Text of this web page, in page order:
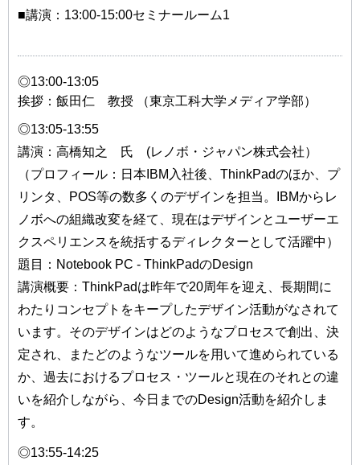
■講演：13:00-15:00セミナールーム1
◎13:00-13:05
挨拶：飯田仁 教授 （東京工科大学メディア学部）
◎13:05-13:55
講演：高橋知之 氏 (レノボ・ジャパン株式会社）
（プロフィール：日本IBM入社後、ThinkPadのほか、プ
リンタ、POS等の数多くのデザインを担当。IBMからレ
ノボへの組織改変を経て、現在はデザインとユーザーエ
クスペリエンスを統括するディレクターとして活躍中）
題目：Notebook PC - ThinkPadのDesign
講演概要：ThinkPadは昨年で20周年を迎え、長期間に
わたりコンセプトをキープしたデザイン活動がなされて
います。そのデザインはどのようなプロセスで創出、決
定され、またどのようなツールを用いて進められている
か、過去におけるプロセス・ツールと現在のそれとの違
いを紹介しながら、今日までのDesign活動を紹介しま
す。
◎13:55-14:25